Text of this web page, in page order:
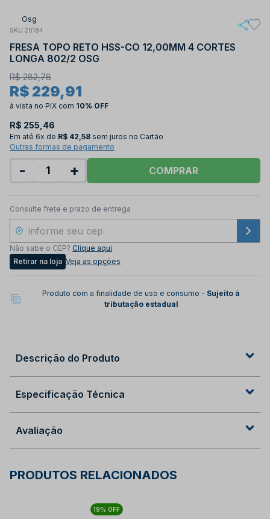
Osg
SKU 20184
FRESA TOPO RETO HSS-CO 12,00MM 4 CORTES
LONGA 802/2 OSG
R$ 282,78
R$ 229,91
à vista no PIX com 10% OFF
R$ 255,46
Em até 6x de R$ 42,58 sem juros no Cartão
Outras formas de pagamento
- + COMPRAR
Consulte frete e prazo de entrega
Não sabe o CEP? Clique aqui
Retirar na loja Veja as opções
Produto com a finalidade de uso e consumo - Sujeito à
tributação estadual
Descrição do Produto
Especificação Técnica
Avaliação
PRODUTOS RELACIONADOS
19% OFF